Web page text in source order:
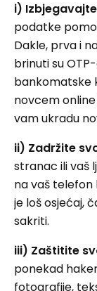
i)
podatke
Dakle, prva i
brinuti su
bankomatske
novcem
vam ukradu
ii) Zadržite
stranac ili vaš
na vaš telefon
je loš osjećaj,
sakriti.
iii) Zaštitite
ponekad
fotografije,